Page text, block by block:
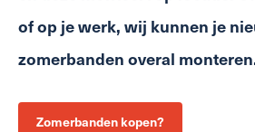
of op je werk, wij kunnen je
zomerbanden overal
Zomerbanden kopen?